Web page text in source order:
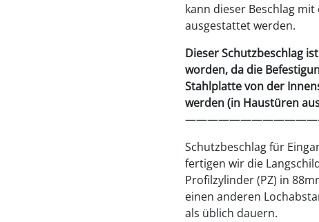
kann dieser Beschlag
ausgestattet werden.
Dieser Schutzbeschlag
worden, da die
Stahlplatte von der
werden (in Haustüren
Schutzbeschlag für
fertigen wir die
Profilzylinder (PZ) in
einen anderen
als üblich dauern.